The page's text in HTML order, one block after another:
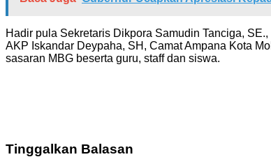
Hadir pula Sekretaris Dikpora Samudin Tanciga,
AKP Iskandar Deypaha, SH, Camat Ampana Kota
sasaran MBG beserta guru, staff dan siswa.
Tinggalkan Balasan